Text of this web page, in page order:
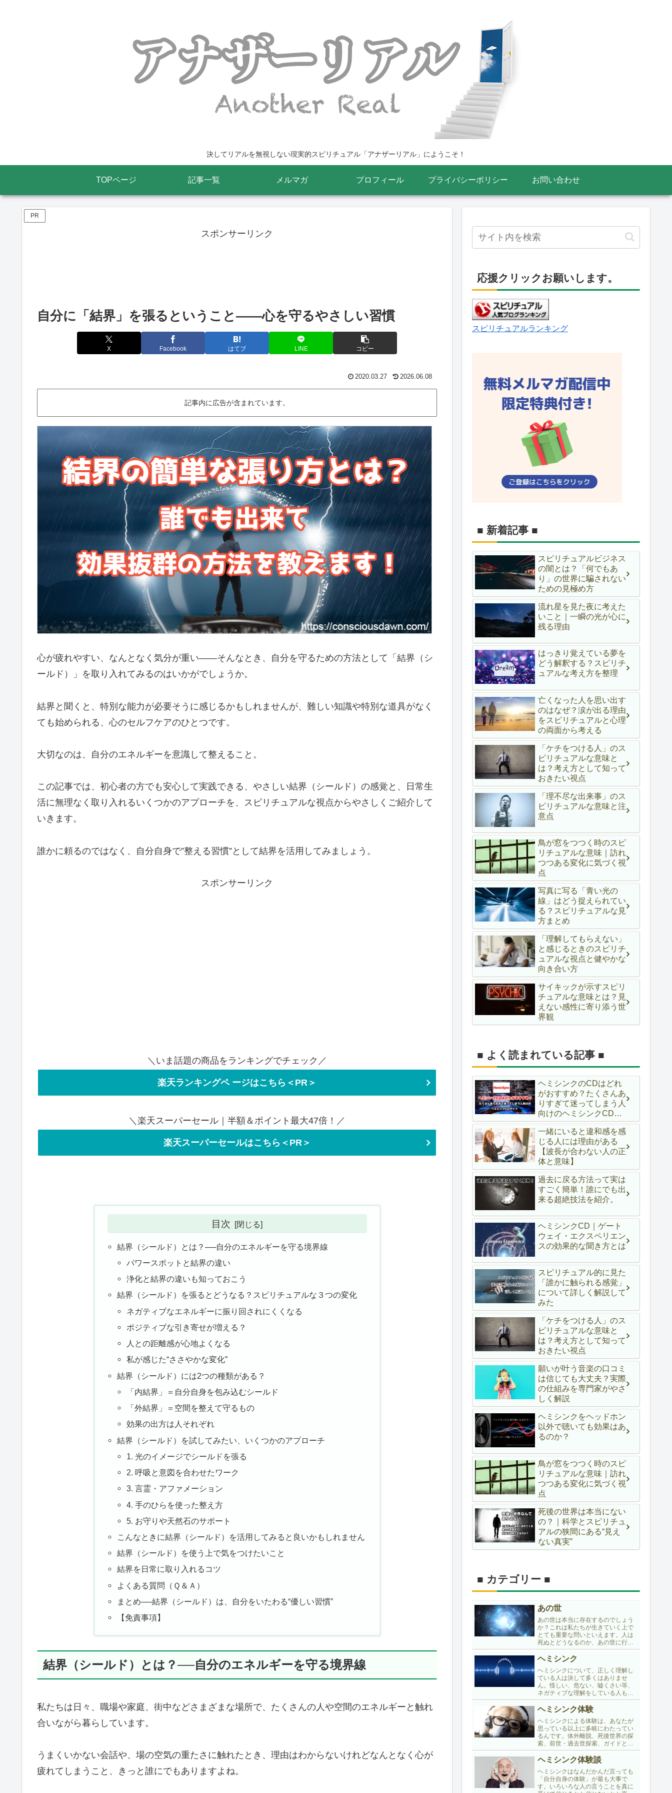
決してリアルを無視しない現実的スピリチュアル「アナザーリアル」にようこそ！
TOPページ 記事一覧 メルマガ プロフィール プライバシーポリシー お問い合わせ
PR
スポンサーリンク
自分に「結界」を張るということ——心を守るやさしい習慣
X Facebook はてブ LINE コピー
2020.03.27 2026.06.08
記事内に広告が含まれています。
心が疲れやすい、なんとなく気分が重い——そんなとき、自分を守るための方法として「結界（シ
ールド）」を取り入れてみるのはいかがでしょうか。
結界と聞くと、特別な能力が必要そうに感じるかもしれませんが、難しい知識や特別な道具がなく
ても始められる、心のセルフケアのひとつです。
大切なのは、自分のエネルギーを意識して整えること。
この記事では、初心者の方でも安心して実践できる、やさしい結界（シールド）の感覚と、日常生
活に無理なく取り入れるいくつかのアプローチを、スピリチュアルな視点からやさしくご紹介して
いきます。
誰かに頼るのではなく、自分自身で”整える習慣”として結界を活用してみましょう。
スポンサーリンク
＼いま話題の商品をランキングでチェック／
楽天ランキングペ ージはこちら＜PR＞
＼楽天スーパーセール｜半額＆ポイント最大47倍！／
楽天スーパーセールはこちら＜PR＞
目次
結界（シールド）とは？──自分のエネルギーを守る境界線
パワースポットと結界の違い
浄化と結界の違いも知っておこう
結界（シールド）を張るとどうなる？スピリチュアルな３つの変化
ネガティブなエネルギーに振り回されにくくなる
ポジティブな引き寄せが増える？
人との距離感が心地よくなる
私が感じた“ささやかな変化”
結界（シールド）には2つの種類がある？
「内結界」＝自分自身を包み込むシールド
「外結界」＝空間を整えて守るもの
効果の出方は人それぞれ
結界（シールド）を試してみたい、いくつかのアプローチ
1. 光のイメージでシールドを張る
2. 呼吸と意図を合わせたワーク
3. 言霊・アファメーション
4. 手のひらを使った整え方
5. お守りや天然石のサポート
こんなときに結界（シールド）を活用してみると良いかもしれません
結界（シールド）を使う上で気をつけたいこと
結界を日常に取り入れるコツ
よくある質問（Ｑ＆Ａ）
まとめ──結界（シールド）は、自分をいたわる“優しい習慣”
【免責事項】
結界（シールド）とは？──自分のエネルギーを守る境界線
私たちは日々、職場や家庭、街中などさまざまな場所で、たくさんの人や空間のエネルギーと触れ
合いながら暮らしています。
うまくいかない会話や、場の空気の重たさに触れたとき、理由はわからないけれどなんとなく心が
疲れてしまうこと、きっと誰にでもありますよね。
応援クリックお願いします。
スピリチュアルランキング
■ 新着記事 ■
スピリチュアルビジネス
の闇とは？「何でもあ
り」の世界に騙されない
ための見極め方
流れ星を見た夜に考えた
いこと｜一瞬の光が心に
残る理由
はっきり覚えている夢を
どう解釈する？スピリチ
ュアルな考え方を整理
亡くなった人を思い出す
のはなぜ？涙が出る理由
をスピリチュアルと心理
の両面から考える
「ケチをつける人」のス
ピリチュアルな意味と
は？考え方として知って
おきたい視点
「理不尽な出来事」のス
ピリチュアルな意味と注
意点
鳥が窓をつつく時のスピ
リチュアルな意味｜訪れ
つつある変化に気づく視
点
写真に写る「青い光の
線」はどう捉えられてい
る？スピリチュアルな見
方まとめ
「理解してもらえない」
と感じるときのスピリチ
ュアルな視点と健やかな
向き合い方
サイキックが示すスピリ
チュアルな意味とは？見
えない感性に寄り添う世
界観
■ よく読まれている記事 ■
ヘミシンクのCDはどれ
がおすすめ？たくさんあ
りすぎて迷ってしまう人
向けのヘミシンクCDガ
イド
一緒にいると違和感を感
じる人には理由がある
【波長が合わない人の正
体と意味】
過去に戻る方法って実は
すごく簡単！誰にでも出
来る超絶技法を紹介。
ヘミシンクCD｜ゲート
ウェイ・エクスペリエン
スの効果的な聞き方とは
スピリチュアル的に見た
「誰かに触られる感覚」
について詳しく解説して
みた
「ケチをつける人」のス
ピリチュアルな意味と
は？考え方として知って
おきたい視点
願いが叶う音楽の口コミ
は信じても大丈夫？実際
の仕組みを専門家がやさ
しく解説
ヘミシンクをヘッドホン
以外で聴いても効果はあ
るのか？
鳥が窓をつつく時のスピ
リチュアルな意味｜訪れ
つつある変化に気づく視
点
死後の世界は本当にない
の？｜科学とスピリチュ
アルの狭間にある“見え
ない真実”
■ カテゴリー ■
あの世
あの世は本当に存在するのでしょう
か？これは私たちが生きていく上で
とても重要な問いといえます。人は
死ぬとどうなるのか、あの世に行く
のか、それとも無に帰すのか・・・
本カテゴリーでは、誰もが絶対に避
いて考えます。
ヘミシンク
ヘミシンクについて、正しく理解し
ている人は決して多くはありませ
ん。怪しい、危ない、嘘くさい等、
ネガティブな理解をしている人もた
くさんいます。ここではヘミシンク
について公認トレーナーが詳しくか
つ分かりやすく説明します。
ヘミシンク体験
ヘミシンクによる体験は、あなたが
思っている以上に多岐にわたってい
るんです。体外離脱、死後世界の探
索、前世・過去世探索、ガイドとの
コンタクト、地球外知的生命体との
コンタクト・・・こちらでは、ヘミ
シンクによるさまざまな体験を幅広
く紹介します。
ヘミシンク体験談
ヘミシンクはなんだかんだ言っても
「自分自身の体験」が最も大事で
す。いろいろな人の言うことを真に